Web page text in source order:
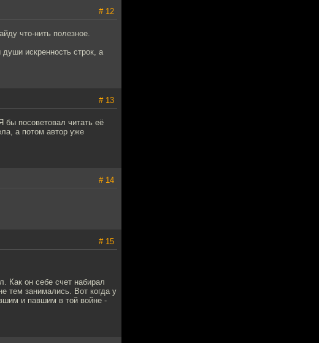
# 12
что-нить полезное.
искренность строк, а
# 13
бы посоветовал читать её
а потом автор уже
# 14
# 15
Как он себе счет набирал
тем занимались. Вот когда у
и павшим в той войне -